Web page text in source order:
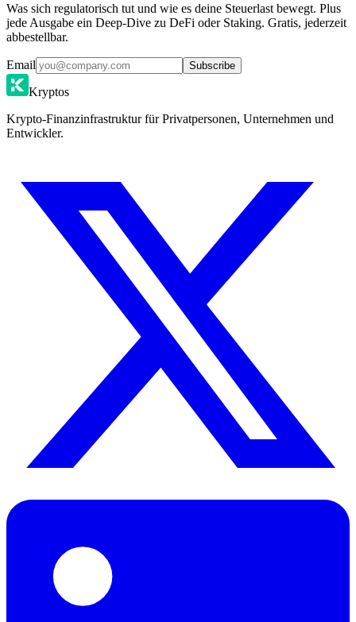
Was sich regulatorisch tut und wie es deine Steuerlast bewegt. Plus
jede Ausgabe ein Deep-Dive zu DeFi oder Staking. Gratis, jederzeit
abbestellbar.
Email Subscribe
Kryptos
Krypto-Finanzinfrastruktur für Privatpersonen, Unternehmen und
Entwickler.